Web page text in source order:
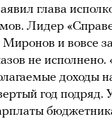
глава
Лидер
и вовсе
не
доходы
год подряд.